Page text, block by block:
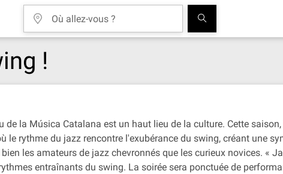
!
de la Música Catalana est un haut lieu de la culture. Cette
le rythme du jazz rencontre l'exubérance du swing, créant une
les amateurs de jazz chevronnés que les curieux novices. «
entraînants du swing. La soirée sera ponctuée de